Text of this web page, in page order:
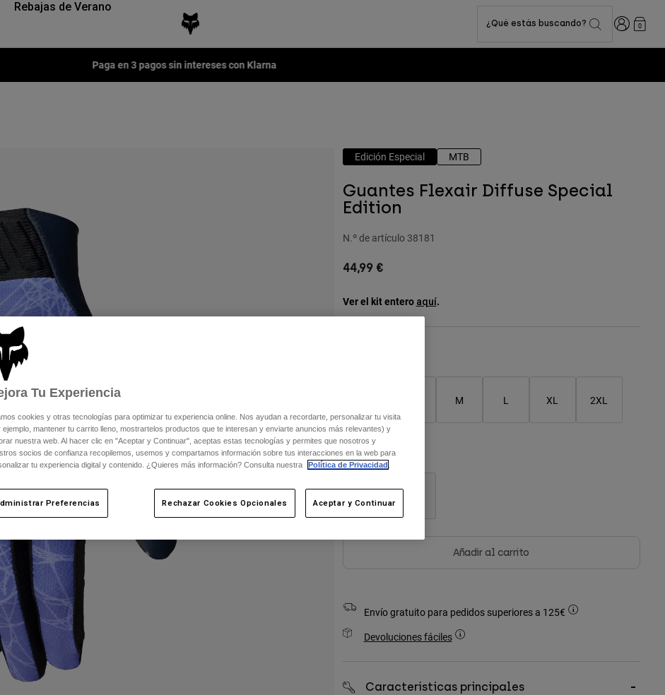
Rebajas de Verano
¿Qué estás buscando? Iniciar0
Fox LAB Capsule Collection -Comprar ahora
Edición Especial MTB
Guantes Flexair Diffuse Special
Edition
N.º de artículo 38181
44,99 €
Ver el kit entero aquí.
M L XL 2XL
Color -Arándano
Añadir al carrito
Envío gratuito para pedidos superiores a 125€
Devoluciones fáciles
Características principales
Tu Experiencia
cookies y otras tecnologías para optimizar tu experiencia online. Nos ayudan a recordarte, personalizar tu visita
ejemplo, mantener tu carrito lleno, mostrartelos productos que te interesan y enviarte anuncios más relevantes) y
nuestra web. Al hacer clic en "Aceptar y Continuar", aceptas estas tecnologías y permites que nosotros y
socios de confianza recopilemos, usemos y compartamos información sobre tus interacciones en la web para
tu experiencia digital y contenido. ¿Quieres más información? Consulta nuestra
Política de Privacidad .
Preferencias Rechazar Cookies Opcionales Aceptar y Continuar